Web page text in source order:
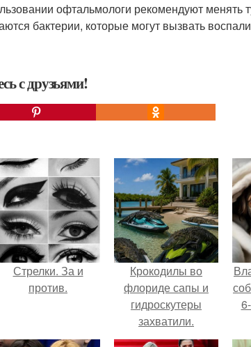
офтальмологи рекомендуют менять
бактерии, которые могут вызвать
с друзьями!
Стрелки. За и
против.
Крокодилы во
флориде сапы и
гидроскутеры
захватили.